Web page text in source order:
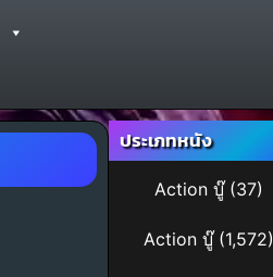
ประเภทหนัง
Action บู๊(37)
Action บู๊(1,572)